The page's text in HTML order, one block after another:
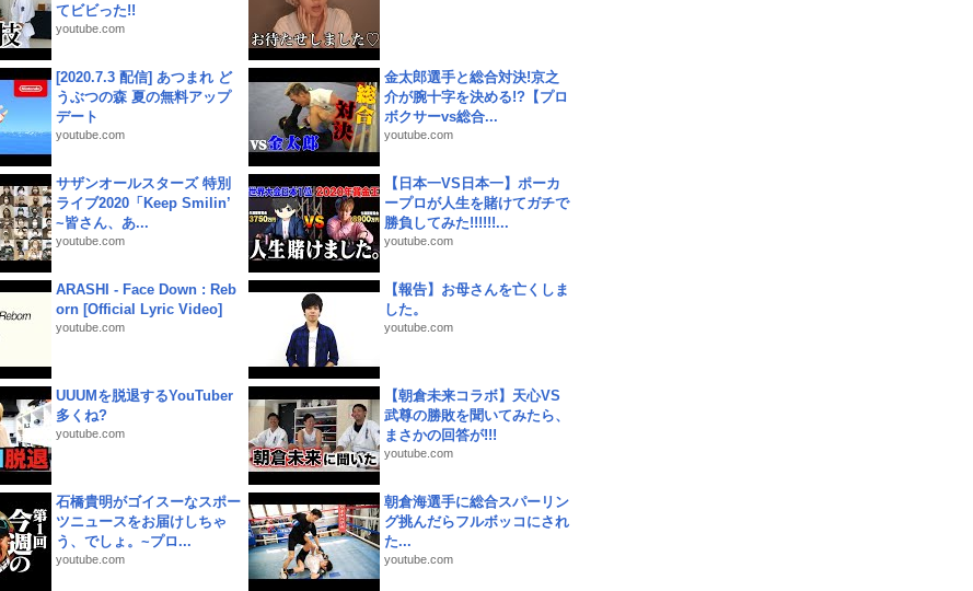
てビビった!!
youtube.com
[2020.7.3 配信] あつまれ ど
うぶつの森 夏の無料アップ
デート
youtube.com
金太郎選手と総合対決!京之
介が腕十字を決める!?【プロ
ボクサーvs総合...
youtube.com
サザンオールスターズ 特別
ライブ2020「Keep Smilin’
~皆さん、あ...
youtube.com
【日本一VS日本一】ポーカ
ープロが人生を賭けてガチで
勝負してみた!!!!!!...
youtube.com
ARASHI - Face Down : Reb
orn [Official Lyric Video]
youtube.com
【報告】お母さんを亡くしま
した。
youtube.com
UUUMを脱退するYouTuber
多くね?
youtube.com
【朝倉未来コラボ】天心VS
武尊の勝敗を聞いてみたら、
まさかの回答が!!!
youtube.com
石橋貴明がゴイスーなスポー
ツニュースをお届けしちゃ
う、でしょ。~プロ...
youtube.com
朝倉海選手に総合スパーリン
グ挑んだらフルボッコにされ
た...
youtube.com